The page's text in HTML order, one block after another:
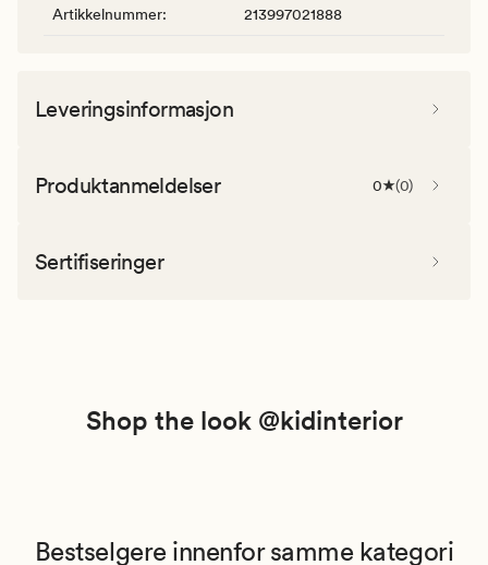
Artikkelnummer: 213997021888
Leveringsinformasjon
Produktanmeldelser 0 (0)
Sertifiseringer
Shop the look @kidinterior
Bestselgere innenfor samme kategori